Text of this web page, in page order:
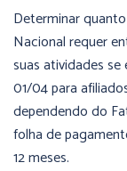
Determinar
Nacional requer
suas atividades
01/04 para
dependendo do
folha de
12 meses.